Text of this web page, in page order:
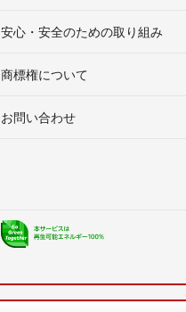
安心・安全のための取り組み
商標権について
お問い合わせ